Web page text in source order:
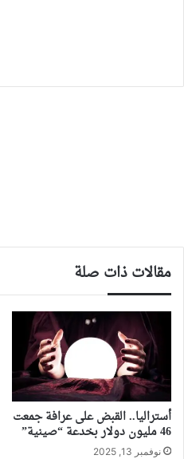
مقالات ذات صلة
أستراليا.. القبض على عرافة جمعت
46 مليون دولار بخدعة “صينية”
نوفمبر 13, 2025